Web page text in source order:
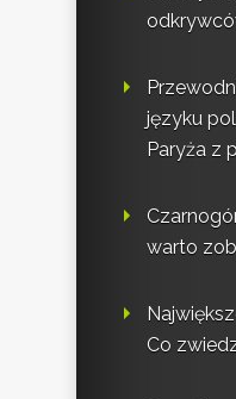
języku
Paryża z
warto
Co